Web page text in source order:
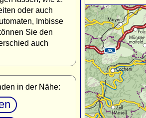
oder auch
Imbisse
Sie den
auch
in der Nähe: